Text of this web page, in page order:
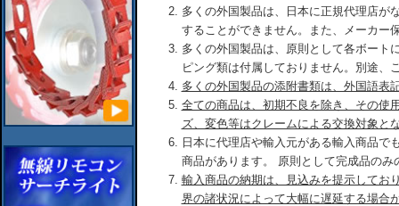
多くの外国製品は、日本に正規代理店が
することができません。また、メーカー
多くの外国製品は、原則として各ボート
ピング類は付属しておりません。別途、
多くの外国製品の添附書類は、外国語表
全ての商品は、初期不良を除き、その使
ズ、変色等はクレームによる交換対象と
日本に代理店や輸入元がある輸入商品で
商品があります。 原則として完成品のみ
輸入商品の納期は、見込みを提示してお
界の諸状況によって大幅に遅延する場合